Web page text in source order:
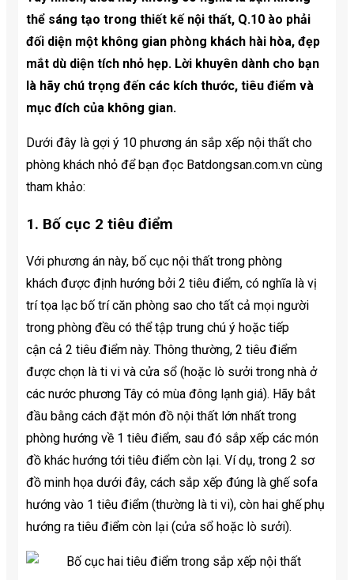
thể sáng tạo trong thiết kế nội thất, Q.10 ào phải
đối diện một không gian phòng khách hài hòa, đẹp
mắt dù diện tích nhỏ hẹp. Lời khuyên dành cho bạn
là hãy chú trọng đến các kích thước, tiêu điểm và
mục đích của không gian.
Dưới đây là gợi ý 10 phương án sắp xếp nội thất cho
phòng khách nhỏ để bạn đọc Batdongsan.com.vn cùng
tham khảo:
1. Bố cục 2 tiêu điểm
Với phương án này, bố cục nội thất trong phòng
khách được định hướng bởi 2 tiêu điểm, có nghĩa là vị
trí tọa lạc bố trí căn phòng sao cho tất cả mọi người
trong phòng đều có thể tập trung chú ý hoặc tiếp
cận cả 2 tiêu điểm này. Thông thường, 2 tiêu điểm
được chọn là ti vi và cửa sổ (hoặc lò sưởi trong nhà ở
các nước phương Tây có mùa đông lạnh giá). Hãy bắt
đầu bằng cách đặt món đồ nội thất lớn nhất trong
phòng hướng về 1 tiêu điểm, sau đó sắp xếp các món
đồ khác hướng tới tiêu điểm còn lại. Ví dụ, trong 2 sơ
đồ minh họa dưới đây, cách sắp xếp đúng là ghế sofa
hướng vào 1 tiêu điểm (thường là ti vi), còn hai ghế phụ
hướng ra tiêu điểm còn lại (cửa sổ hoặc lò sưởi).